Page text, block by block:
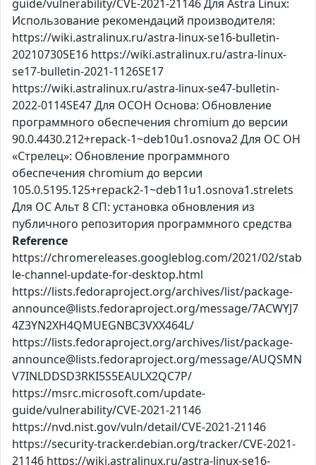
guide/vulnerability/CVE-2021-21146 Для Astra Linux:
Использование рекомендаций производителя:
https://wiki.astralinux.ru/astra-linux-se16-bulletin-
20210730SE16 https://wiki.astralinux.ru/astra-linux-
se17-bulletin-2021-1126SE17
https://wiki.astralinux.ru/astra-linux-se47-bulletin-
2022-0114SE47 Для ОСОН Основа: Обновление
программного обеспечения chromium до версии
90.0.4430.212+repack-1~deb10u1.osnova2 Для ОС ОН
«Стрелец»: Обновление программного
обеспечения chromium до версии
105.0.5195.125+repack2-1~deb11u1.osnova1.strelets
Для ОС Альт 8 СП: установка обновления из
публичного репозитория программного средства
Reference
https://chromereleases.googleblog.com/2021/02/stab
le-channel-update-for-desktop.html
https://lists.fedoraproject.org/archives/list/package-
announce@lists.fedoraproject.org/message/7ACWYJ7
4Z3YN2XH4QMUEGNBC3VXX464L/
https://lists.fedoraproject.org/archives/list/package-
announce@lists.fedoraproject.org/message/AUQSMN
V7INLDDSD3RKI5S5EAULX2QC7P/
https://msrc.microsoft.com/update-
guide/vulnerability/CVE-2021-21146
https://nvd.nist.gov/vuln/detail/CVE-2021-21146
https://security-tracker.debian.org/tracker/CVE-2021-
21146 https://wiki.astralinux.ru/astra-linux-se16-